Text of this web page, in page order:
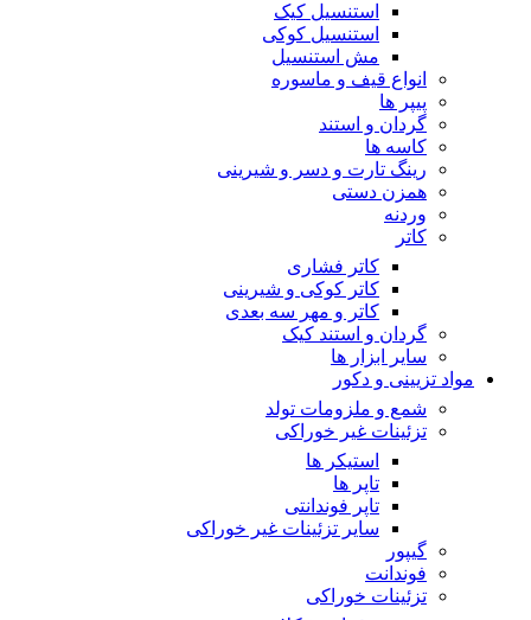
استنسیل کیک
استنسیل کوکی
مش استنسیل
انواع قیف و ماسوره
پیپر ها
گردان و استند
کاسه ها
رینگ تارت و دسر و شیرینی
همزن دستی
وردنه
کاتر
کاتر فشاری
کاتر کوکی و شیرینی
کاتر و مهر سه بعدی
گردان و استند کیک
سایر ابزار ها
مواد تزیینی و دکور
شمع و ملزومات تولد
تزئینات غیر خوراکی
استیکر ها
تاپر ها
تاپر فوندانتی
سایر تزئینات غیر خوراکی
گیپور
فوندانت
تزئینات خوراکی